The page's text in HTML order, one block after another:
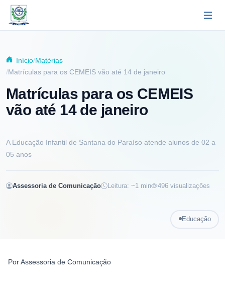
Pular para o conteúdo principal
Início Matérias
Matrículas para os CEMEIS vão até 14 de janeiro
Matrículas para os CEMEIS
vão até 14 de janeiro
Educação
A Educação Infantil de Santana do Paraíso atende alunos de 02 a
05 anos
Assessoria de Comunicação Leitura: ~1 min 496 visualizações
PorAssessoria de Comunicação